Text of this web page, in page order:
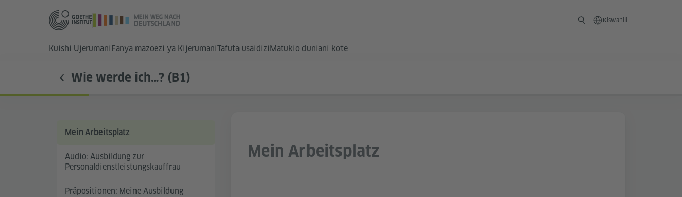
Kiswahili
Kuishi UjerumaniFanya mazoezi ya KijerumaniTafuta usaidiziMatukio duniani kote
Wie werde ich…? (B1)
Mein Arbeitsplatz
Audio: Ausbildung zur
Personaldienstleistungskauffrau
Präpositionen: Meine Ausbildung
Mein Arbeitsplatz